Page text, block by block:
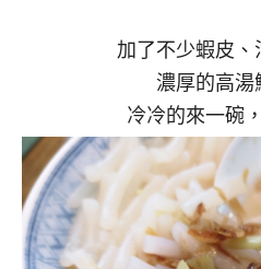
加了不少蝦皮
濃厚的高湯
冷冷的來一碗